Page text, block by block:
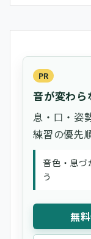
PR
音が変わら
息・口・姿
練習の優先
音色・息づ
う
無